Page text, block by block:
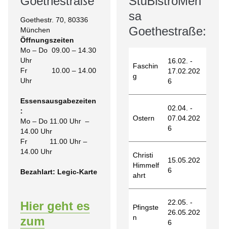
Goethestr. 70, 80336
München
Öffnungszeiten
Mo – Do 09.00 – 14.30
Uhr
Fr 10.00 – 14.00
Uhr
Essensausgabezeiten
:
Mo – Do 11.00 Uhr –
14.00 Uhr
Fr 11.00 Uhr –
14.00 Uhr
Bezahlart: Legic-Karte
Hier geht es
zum
sa
Goethestraße:
Faschin
g
16.02. -
17.02.202
6
Ostern
02.04. -
07.04.202
6
Christi
Himmelf
ahrt
15.05.202
6
Pfingste
n
22.05. -
26.05.202
6